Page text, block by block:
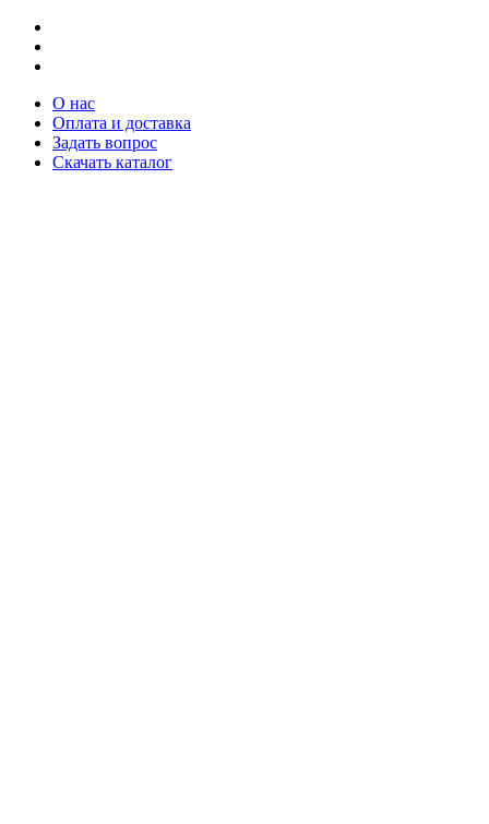
О нас
Оплата и доставка
Задать вопрос
Скачать каталог